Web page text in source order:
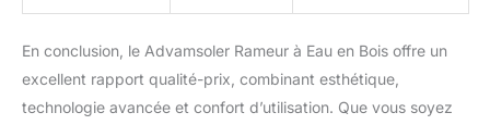
En conclusion, le Advamsoler Rameur à Eau en Bois offre un
excellent rapport qualité-prix, combinant esthétique,
technologie avancée et confort d’utilisation. Que vous soyez